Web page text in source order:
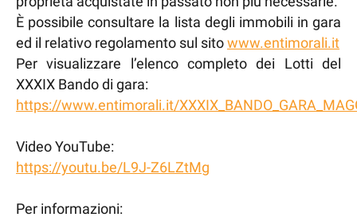
È possibile consultare la lista degli immobili in gara
ed il relativo regolamento sul sitowww.entimorali.it
Per visualizzare l’elenco completo dei Lotti del
XXXIX Bando di gara:
https://www.entimorali.it/
Video YouTube:
https://youtu.be/L9J-Z6LZtMg
Per informazioni: